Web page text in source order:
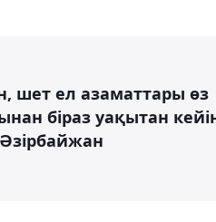
шет ел азаматтары өз
біраз уақытан